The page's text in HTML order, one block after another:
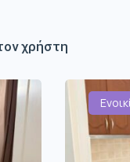
χρήστη